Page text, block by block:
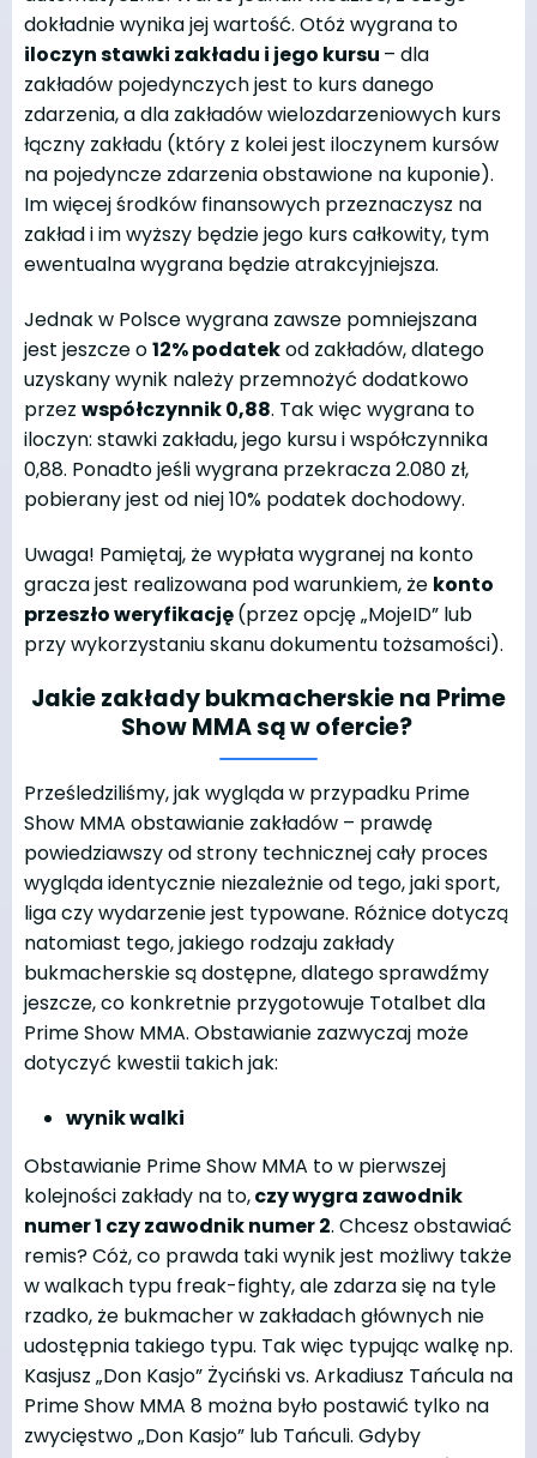
dokładnie wynika jej wartość. Otóż wygrana to
iloczyn stawki zakładu i jego kursu – dla
zakładów pojedynczych jest to kurs danego
zdarzenia, a dla zakładów wielozdarzeniowych kurs
łączny zakładu (który z kolei jest iloczynem kursów
na pojedyncze zdarzenia obstawione na kuponie).
Im więcej środków finansowych przeznaczysz na
zakład i im wyższy będzie jego kurs całkowity, tym
ewentualna wygrana będzie atrakcyjniejsza.
Jednak w Polsce wygrana zawsze pomniejszana
jest jeszcze o12% podatekod zakładów, dlatego
uzyskany wynik należy przemnożyć dodatkowo
przez współczynnik 0,88. Tak więc wygrana to
iloczyn: stawki zakładu, jego kursu i współczynnika
0,88. Ponadto jeśli wygrana przekracza 2.080 zł,
pobierany jest od niej 10% podatek dochodowy.
Uwaga! Pamiętaj, że wypłata wygranej na konto
gracza jest realizowana pod warunkiem, że konto
przeszło weryfikację(przez opcję „MojeID” lub
przy wykorzystaniu skanu dokumentu tożsamości).
Jakie zakłady bukmacherskie na Prime
Show MMA są w ofercie?
Prześledziliśmy, jak wygląda w przypadku Prime
Show MMA obstawianie zakładów – prawdę
powiedziawszy od strony technicznej cały proces
wygląda identycznie niezależnie od tego, jaki sport,
liga czy wydarzenie jest typowane. Różnice dotyczą
natomiast tego, jakiego rodzaju zakłady
bukmacherskie są dostępne, dlatego sprawdźmy
jeszcze, co konkretnie przygotowuje Totalbet dla
Prime Show MMA. Obstawianie zazwyczaj może
dotyczyć kwestii takich jak:
wynik walki
Obstawianie Prime Show MMA to w pierwszej
kolejności zakłady na to,czy wygra zawodnik
numer 1 czy zawodnik numer 2. Chcesz obstawiać
remis? Cóż, co prawda taki wynik jest możliwy także
w walkach typu freak-fighty, ale zdarza się na tyle
rzadko, że bukmacher w zakładach głównych nie
udostępnia takiego typu. Tak więc typując walkę np.
Kasjusz „Don Kasjo” Życiński vs. Arkadiusz Tańcula na
Prime Show MMA 8 można było postawić tylko na
zwycięstwo „Don Kasjo” lub Tańculi. Gdyby